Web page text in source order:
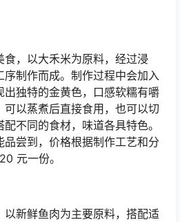
，以大禾米为原料，经过浸
制作而成。制作过程中会加入
独特的金黄色，口感软糯有嚼
以蒸煮后直接食用，也可以切
不同的食材，味道各具特色。
尝到，价格根据制作工艺和分
元一份。
以新鲜鱼肉为主要原料，搭配适